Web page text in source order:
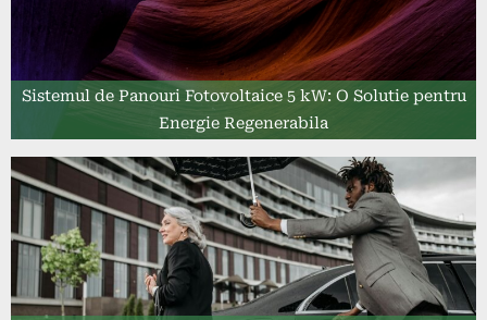
Sistemul de Panouri Fotovoltaice 5 kW: O Solutie pentru
Energie Regenerabila